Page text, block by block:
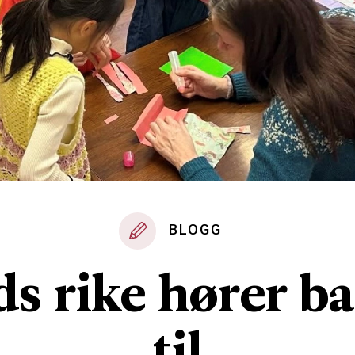
BLOGG
rike hører